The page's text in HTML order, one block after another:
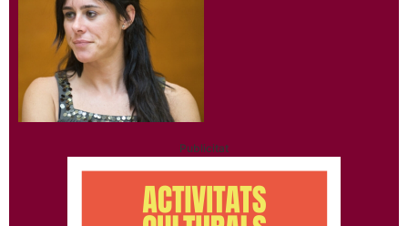
Publicitat